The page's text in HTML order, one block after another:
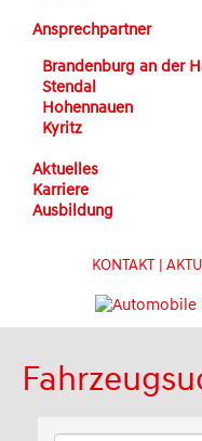
Ansprechpartner
Brandenburg an der
Stendal
Hohennauen
Kyritz
Aktuelles
Karriere
Ausbildung
KONTAKT |